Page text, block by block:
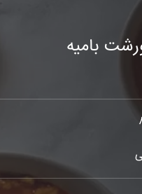
بامیه